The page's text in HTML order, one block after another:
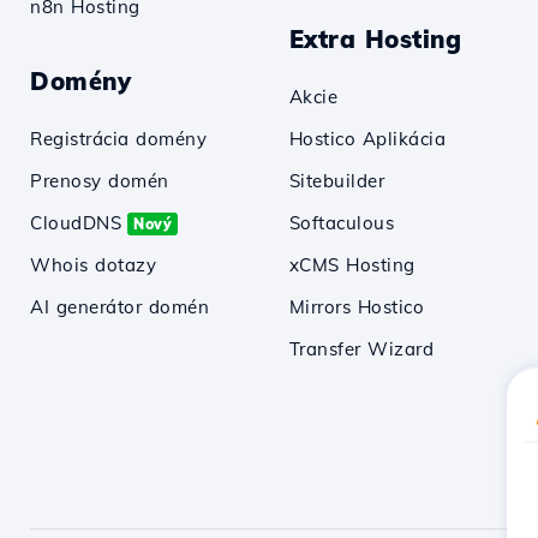
n8n Hosting
Domény
Registrácia domény
Prenosy domén
CloudDNS
Nový
Whois dotazy
AI generátor domén
Extra Hosting
Akcie
Hostico Aplikácia
Sitebuilder
Softaculous
xCMS Hosting
Mirrors Hostico
Transfer Wizard